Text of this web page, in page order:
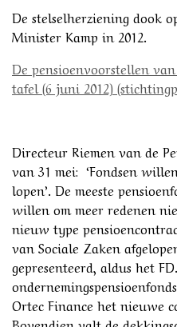
De stelselherziening dook
Minister Kamp in 2012.
De pensioenvoorstellen
tafel (6 juni 2012)
Directeur Riemen van de
van 31 mei: ‘Fondsen
lopen’. De meeste
willen om meer redenen
nieuw type
van Sociale Zaken
gepresenteerd, aldus het
Ortec Finance het nieuwe